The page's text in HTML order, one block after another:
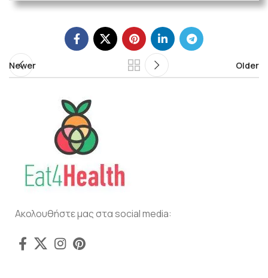
Newer Older
Ακολουθήστε μας στα social media: